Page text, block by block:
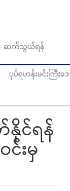
ဆက်သွယ်ရန်
ပုပ်ရဟန်းမင်းကြီး
နိုင်ရန်
းမှ